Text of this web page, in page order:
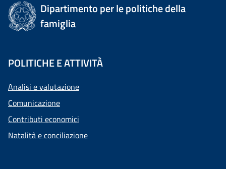
Dipartimento per le politiche della
famiglia
POLITICHE E ATTIVITÀ
Analisi e valutazione
Comunicazione
Contributi economici
Natalità e conciliazione